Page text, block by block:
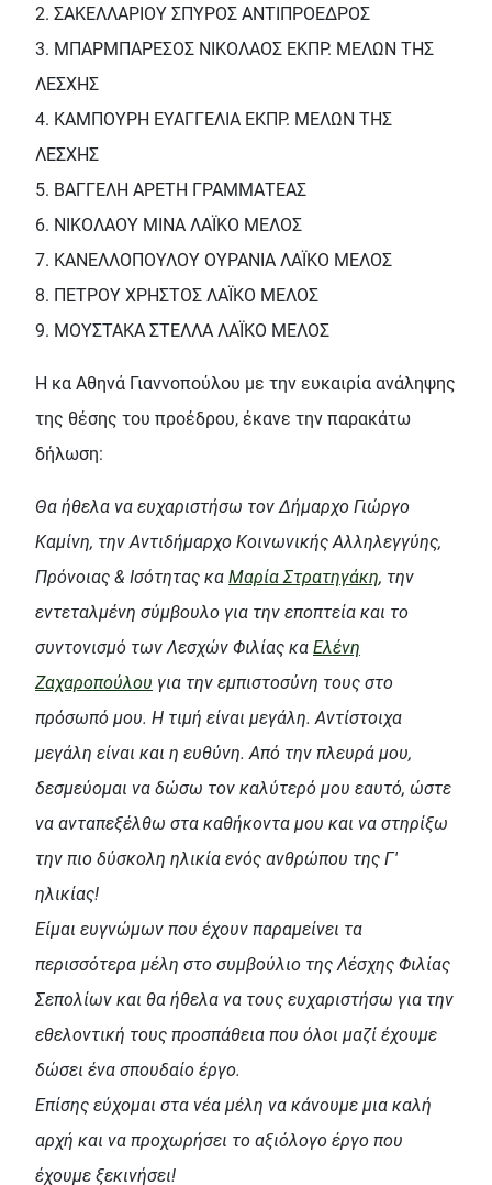
2. ΣΑΚΕΛΛΑΡΙΟΥ ΣΠΥΡΟΣ ΑΝΤΙΠΡΟΕΔΡΟΣ
3. ΜΠΑΡΜΠΑΡΕΣΟΣ ΝΙΚΟΛΑΟΣ ΕΚΠΡ. ΜΕΛΩΝ ΤΗΣ
ΛΕΣΧΗΣ
4. ΚΑΜΠΟΥΡΗ ΕΥΑΓΓΕΛΙΑ ΕΚΠΡ. ΜΕΛΩΝ ΤΗΣ
ΛΕΣΧΗΣ
5. ΒΑΓΓΕΛΗ ΑΡΕΤΗ ΓΡΑΜΜΑΤΕΑΣ
6. ΝΙΚΟΛΑΟΥ ΜΙΝΑ ΛΑΪΚΟ ΜΕΛΟΣ
7. ΚΑΝΕΛΛΟΠΟΥΛΟΥ ΟΥΡΑΝΙΑ ΛΑΪΚΟ ΜΕΛΟΣ
8. ΠΕΤΡΟΥ ΧΡΗΣΤΟΣ ΛΑΪΚΟ ΜΕΛΟΣ
9. ΜΟΥΣΤΑΚΑ ΣΤΕΛΛΑ ΛΑΪΚΟ ΜΕΛΟΣ
Η κα Αθηνά Γιαννοπούλου με την ευκαιρία ανάληψης
της θέσης του προέδρου, έκανε την παρακάτω
δήλωση:
Θα ήθελα να ευχαριστήσω τον Δήμαρχο Γιώργο
Καμίνη, την Αντιδήμαρχο Κοινωνικής Αλληλεγγύης,
Πρόνοιας & Iσότητας κα Μαρία Στρατηγάκη, την
εντεταλμένη σύμβουλο για την εποπτεία και το
συντονισμό των Λεσχών Φιλίας κα Ελένη
Ζαχαροπούλου για την εμπιστοσύνη τους στο
πρόσωπό μου. Η τιμή είναι μεγάλη. Αντίστοιχα
μεγάλη είναι και η ευθύνη. Από την πλευρά μου,
δεσμεύομαι να δώσω τον καλύτερό μου εαυτό, ώστε
να ανταπεξέλθω στα καθήκοντα μου και να στηρίξω
την πιο δύσκολη ηλικία ενός ανθρώπου της Γ'
ηλικίας!
Είμαι ευγνώμων που έχουν παραμείνει τα
περισσότερα μέλη στο συμβούλιο της Λέσχης Φιλίας
Σεπολίων και θα ήθελα να τους ευχαριστήσω για την
εθελοντική τους προσπάθεια που όλοι μαζί έχουμε
δώσει ένα σπουδαίο έργο.
Επίσης εύχομαι στα νέα μέλη να κάνουμε μια καλή
αρχή και να προχωρήσει το αξιόλογο έργο που
έχουμε ξεκινήσει!